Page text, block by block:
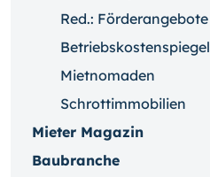
Red.: Förderangebote
Betriebskostenspiegel
Mietnomaden
Schrottimmobilien
Mieter Magazin
Baubranche